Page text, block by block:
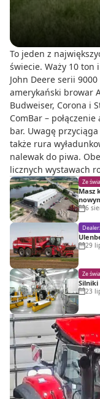
To jeden z
świecie. Waży 10 ton
John Deere serii
amerykański browar
Budweiser, Corona i
ComBar –
bar. Uwagę
także rura
nalewak do piwa.
licznych wystawach
Ze
Masz
6
29
Ze
Silniki
23